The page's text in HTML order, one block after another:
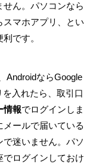
ん。パソコンなら
マホアプリ、とい
です。
AndroidならGoogle
入れたら、取引口
情報でログインしま
ールで届いている
迷いません。パソ
でログインしておけ